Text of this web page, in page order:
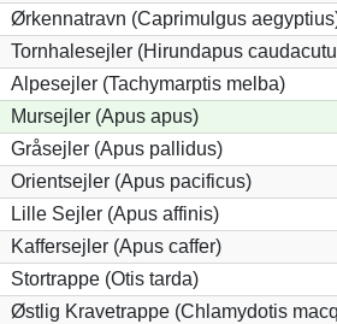
Ørkennatravn (Caprimulgus
Tornhalesejler (Hirundapus
Alpesejler (Tachymarptis melba)
Mursejler (Apus apus)
Gråsejler (Apus pallidus)
Orientsejler (Apus pacificus)
Lille Sejler (Apus affinis)
Kaffersejler (Apus caffer)
Stortrappe (Otis tarda)
Østlig Kravetrappe (Chlamydotis